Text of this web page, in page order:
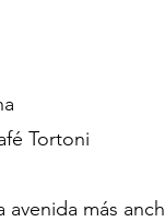
Tortoni
avenida más